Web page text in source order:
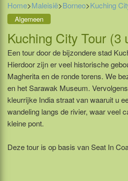
Home>Maleisië>Borneo>Kuching
Algemeen
Kuching City Tour (3
Een tour door de bijzondere stad
Hierdoor zijn er veel historische
Magherita en de ronde torens. We
en het Sarawak Museum.
kleurrijke India straat van waaruit u
wandeling langs de rivier, waar veel
kleine pont.
Deze tour is op basis van Seat In